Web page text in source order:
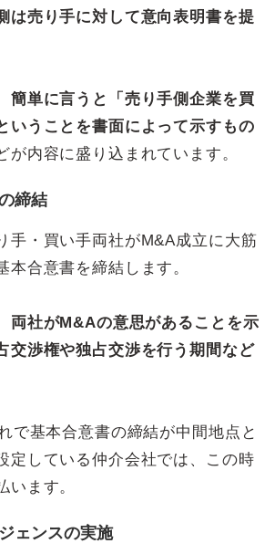
は売り手に対して意向表明書を提
簡単に言うと「売り手側企業を買
いうことを書面によって示すもの
が内容に盛り込まれています。
締結
手・買い手両社がM&A成立に大筋
本合意書を締結します。
両社がM&Aの意思があることを示
交渉権や独占交渉を行う期間など
で基本合意書の締結が中間地点と
定している仲介会社では、この時
います。
ェンスの実施